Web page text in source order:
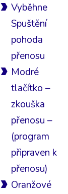
Vyběhne
Spuštění
pohoda
přenosu
Modré
tlačítko –
zkouška
přenosu –
(program
připraven k
přenosu)
Oranžové